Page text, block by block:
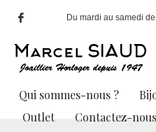
Du mardi au samedi
Qui sommes-nous ?
Outlet
Contactez-nous